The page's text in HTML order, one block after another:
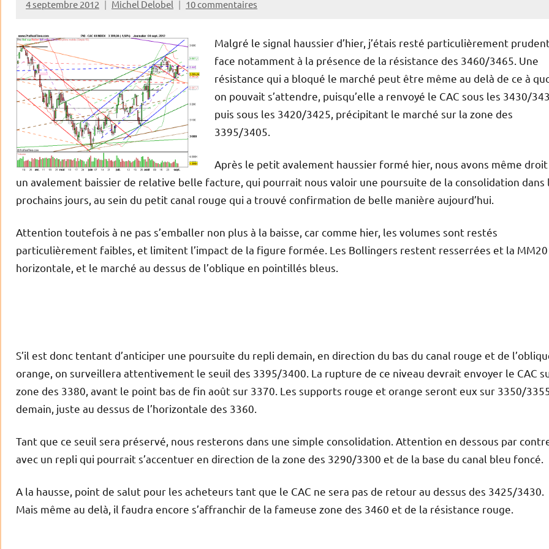
4 septembre 2012 Michel Delobel 10 commentaires
Malgré le signal haussier d’hier, j’étais resté particulièrement
face notamment à la présence de la résistance des 3460/3465. Une
résistance qui a bloqué le marché peut être même au delà de ce à
on pouvait s’attendre, puisqu’elle a renvoyé le CAC sous les 3430/
puis sous les 3420/3425, précipitant le marché sur la zone des
3395/3405.
Après le petit avalement haussier formé hier, nous avons même droit
un avalement baissier de relative belle facture, qui pourrait nous valoir une poursuite de la consolidation dans
prochains jours, au sein du petit canal rouge qui a trouvé confirmation de belle manière aujourd’hui.
Attention toutefois à ne pas s’emballer non plus à la baisse, car comme hier, les volumes sont restés
particulièrement faibles, et limitent l’impact de la figure formée. Les Bollingers restent resserrées et la MM20
horizontale, et le marché au dessus de l’oblique en pointillés bleus.
S’il est donc tentant d’anticiper une poursuite du repli demain, en direction du bas du canal rouge et de
orange, on surveillera attentivement le seuil des 3395/3400. La rupture de ce niveau devrait envoyer le CAC
zone des 3380, avant le point bas de fin août sur 3370. Les supports rouge et orange seront eux sur 3350/
demain, juste au dessus de l’horizontale des 3360.
Tant que ce seuil sera préservé, nous resterons dans une simple consolidation. Attention en dessous par
avec un repli qui pourrait s’accentuer en direction de la zone des 3290/3300 et de la base du canal bleu foncé.
A la hausse, point de salut pour les acheteurs tant que le CAC ne sera pas de retour au dessus des 3425/3430.
Mais même au delà, il faudra encore s’affranchir de la fameuse zone des 3460 et de la résistance rouge.